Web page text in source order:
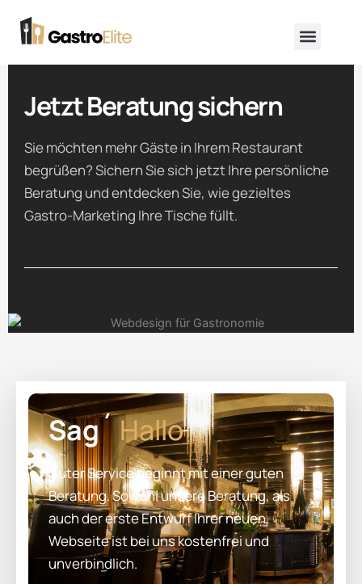
Inhalt
springen
Menü
Jetzt Beratung sichern
Sie möchten mehr Gäste in Ihrem Restaurant
begrüßen? Sichern Sie sich jetzt Ihre persönliche
Beratung und entdecken Sie, wie gezieltes
Gastro-Marketing Ihre Tische füllt.
Sag´Hallo
Guter Service beginnt mit einer guten
Beratung. Sowohl unsere Beratung, als
auch der erste Entwurf Ihrer neuen
Webseite ist bei uns kostenfrei und
unverbindlich.